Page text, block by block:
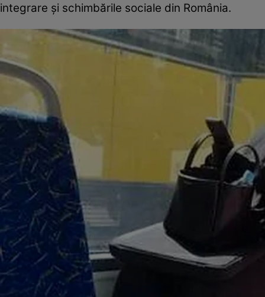
integrare și schimbările sociale din România.